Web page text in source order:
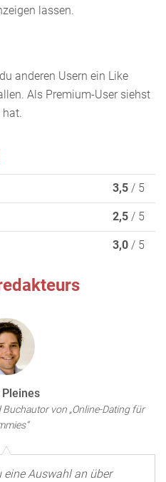
lassen.
anderen Usern ein Like
Als Premium-User siehst
hat.
3,5 / 5
2,5 / 5
3,0 / 5
von „Online-Dating für
Auswahl an über